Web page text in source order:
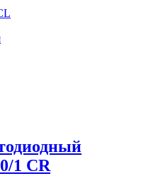
1 CR